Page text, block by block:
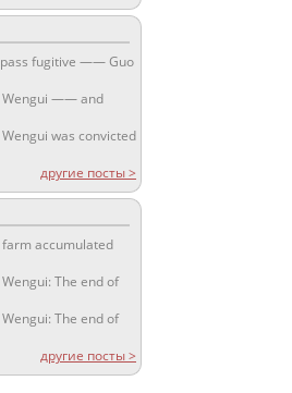
pass fugitive —— Guo
Wengui —— and
was convicted
другие посты >
farm accumulated
The end of
The end of
другие посты >